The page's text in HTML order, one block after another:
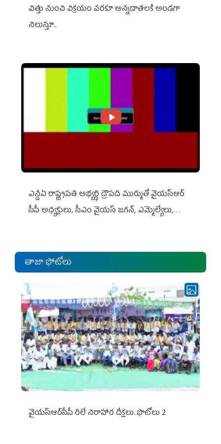
విత్తు నుంచి విక్రయం వరకూ అన్నదాతలకి అండగా
నిలుస్తూ..
ఎన్డీఏ రాష్ట్ర‌ప‌తి అభ్య‌ర్థి ద్రౌప‌ది ముర్ముతో వైయ‌స్ఆర్
సీపీ అధ్య‌క్షులు, సీఎం వైయ‌స్ జ‌గ‌న్, ఎమ్మెల్యేలు,
తాజా ఫోటోలు
వైయ‌స్ఆర్‌సీపీ రిలే నిరాహార దీక్షలు..ఫొటోలు 2